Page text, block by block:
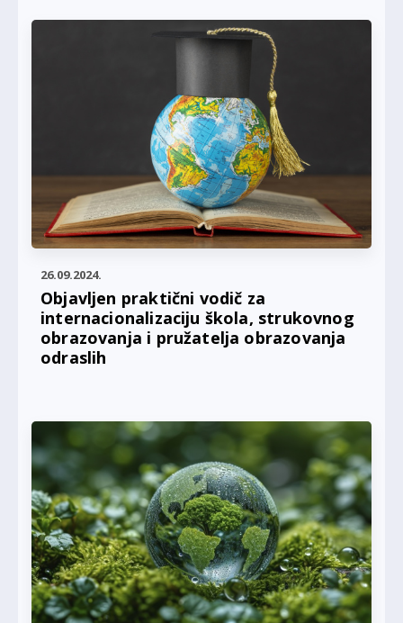
26.09.2024.
Objavljen praktični vodič za
internacionalizaciju škola, strukovnog
obrazovanja i pružatelja obrazovanja
odraslih